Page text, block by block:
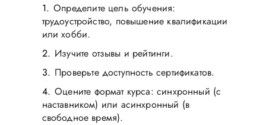
Определите цель обучения:
трудоустройство, повышение квалификации
или хобби.
Изучите отзывы и рейтинги.
Проверьте доступность сертификатов.
Оцените формат курса: синхронный (с
наставником) или асинхронный (в
свободное время).